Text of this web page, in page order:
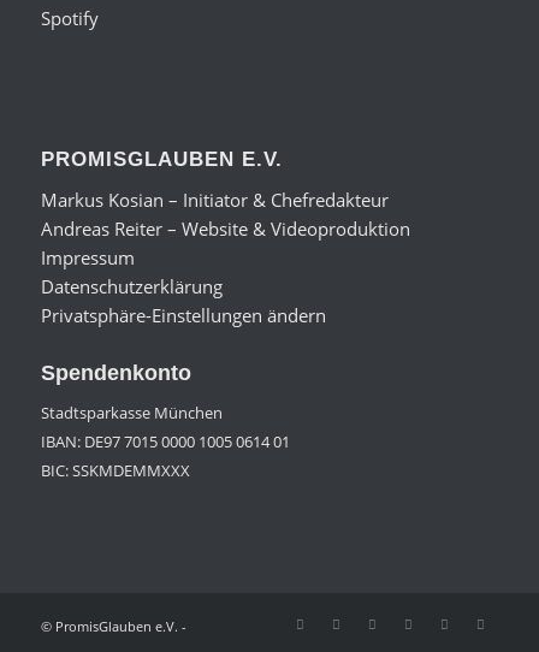
Spotify
PROMISGLAUBEN E.V.
Markus Kosian – Initiator & Chefredakteur
Andreas Reiter – Website & Videoproduktion
Impressum
Datenschutzerklärung
Privatsphäre-Einstellungen ändern
Spendenkonto
Stadtsparkasse München
IBAN: DE97 7015 0000 1005 0614 01
BIC: SSKMDEMMXXX
© PromisGlauben e.V. -